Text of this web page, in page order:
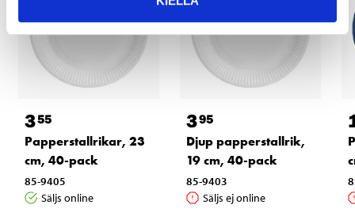
355
Papperstallrikar, 23
cm, 40-pack
85-9405
Säljs online
395
Djup papperstallrik,
19 cm, 40-pack
85-9403
Säljs ej online